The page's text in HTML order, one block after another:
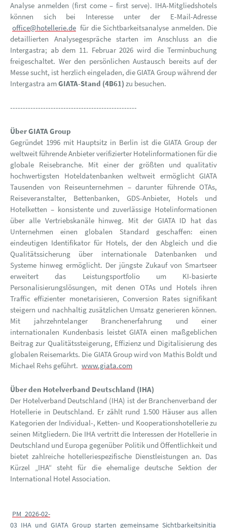
Analyse anmelden (first come – first serve). IHA-Mitgliedshotels
können sich bei Interesse unter der E-Mail-Adresse
office@hotellerie.de für die Sichtbarkeitsanalyse anmelden. Die
detaillierten Analysegespräche starten im Anschluss an die
Intergastra; ab dem 11. Februar 2026 wird die Terminbuchung
freigeschaltet. Wer den persönlichen Austausch bereits auf der
Messe sucht, ist herzlich eingeladen, die GIATA Group während der
Intergastra amGIATA-Stand (4B61) zu besuchen.
--------------------------------------------------
Über GIATA Group
Gegründet 1996 mit Hauptsitz in Berlin ist die GIATA Group der
weltweit führende Anbieter verifizierter Hotelinformationen für die
globale Reisebranche. Mit einer der größten und qualitativ
hochwertigsten Hoteldatenbanken weltweit ermöglicht GIATA
Tausenden von Reiseunternehmen – darunter führende OTAs,
Reiseveranstalter, Bettenbanken, GDS-Anbieter, Hotels und
Hotelketten – konsistente und zuverlässige Hotelinformationen
über alle Vertriebskanäle hinweg. Mit der GIATA ID hat das
Unternehmen einen globalen Standard geschaffen: einen
eindeutigen Identifikator für Hotels, der den Abgleich und die
Qualitätssicherung über internationale Datenbanken und
Systeme hinweg ermöglicht. Der jüngste Zukauf von Smartseer
erweitert das Leistungsportfolio um KI-basierte
Personalisierungslösungen, mit denen OTAs und Hotels ihren
Traffic effizienter monetarisieren, Conversion Rates signifikant
steigern und nachhaltig zusätzlichen Umsatz generieren können.
Mit jahrzehntelanger Branchenerfahrung und einer
internationalen Kundenbasis leistet GIATA einen maßgeblichen
Beitrag zur Qualitätssteigerung, Effizienz und Digitalisierung des
globalen Reisemarkts. Die GIATA Group wird von Mathis Boldt und
Michael Rehs geführt. www.giata.com
Über den Hotelverband Deutschland (IHA)
Der Hotelverband Deutschland (IHA) ist der Branchenverband der
Hotellerie in Deutschland. Er zählt rund 1.500 Häuser aus allen
Kategorien der Individual-, Ketten- und Kooperationshotellerie zu
seinen Mitgliedern. Die IHA vertritt die Interessen der Hotellerie in
Deutschland und Europa gegenüber Politik und Öffentlichkeit und
bietet zahlreiche hotelleriespezifische Dienstleistungen an. Das
Kürzel „IHA“ steht für die ehemalige deutsche Sektion der
International Hotel Association.
PM_2026-02-
03_IHA_und_GIATA_Group_starten_gemeinsame_Sichtbarkeitsinitia